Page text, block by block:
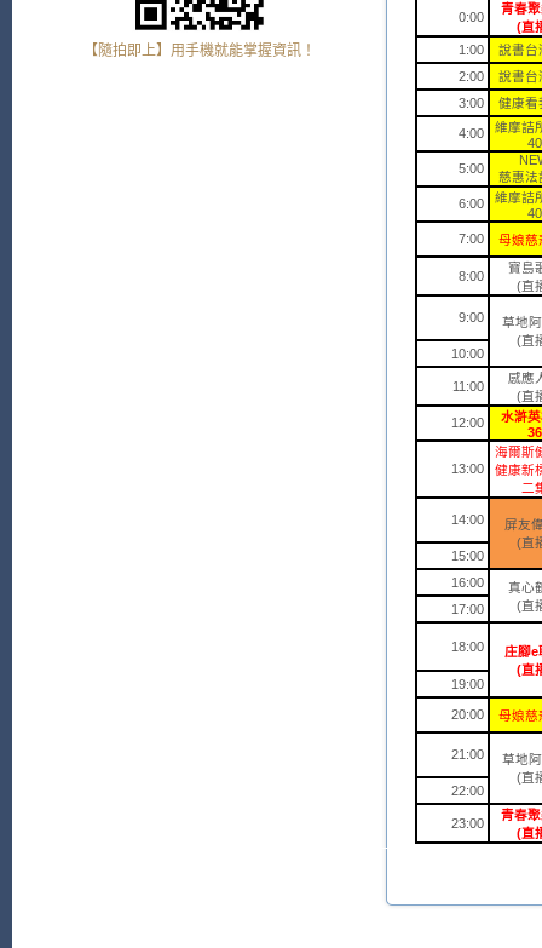
0:00
青春
(直
1:00
說書台
2:00
說書台
3:00
健康看
4:00
維摩詰
40
5:00
慈惠法
6:00
維摩詰
40
7:00
母娘慈
8:00
寶島
(直
9:00
草地
(直
10:00
11:00
感應
(直
12:00
水滸
36
13:00
海爾斯
健康新
二
14:00
屏友
(直
15:00
16:00
真心
(直
17:00
18:00
庄腳e
(直
19:00
20:00 母娘慈
21:00
草地
(直
22:00
23:00
青春
(直
【隨拍即上】用手機就能掌握資訊！